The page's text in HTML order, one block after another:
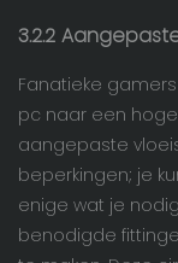
3.2.2
Fanatieke
pc naar een
aangepaste
beperkingen; je
enige wat je
benodigde